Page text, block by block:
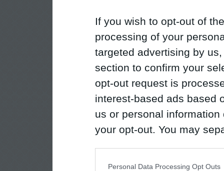
If you wish to opt-out of
processing of your
targeted advertising by
section to confirm your
opt-out request is
interest-based ads based
us or personal
your opt-out. You may
Personal Data Processing Opt Outs